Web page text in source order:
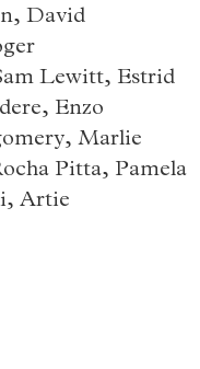
David
Lewitt, Estrid
Enzo
Marlie
Pitta, Pamela
Artie